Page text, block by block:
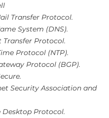
Transfer Protocol.
System (DNS).
Transfer Protocol.
Protocol (NTP).
Protocol (BGP).
Security Association and
Desktop Protocol.